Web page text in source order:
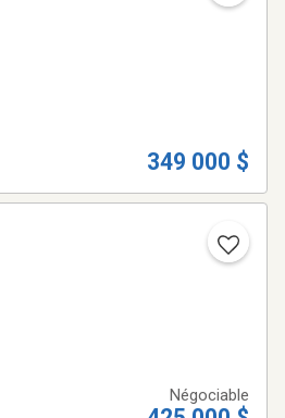
349 000 $
Négociable